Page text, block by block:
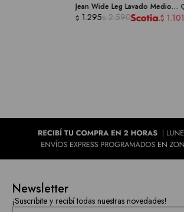
Jean Wide Leg Lavado Medio -
ROYALTY COLLECTION
$ 1.295$ 2.590 $ 1.101
Newsletter
¡Suscribite y recibí todas nuestras novedades!